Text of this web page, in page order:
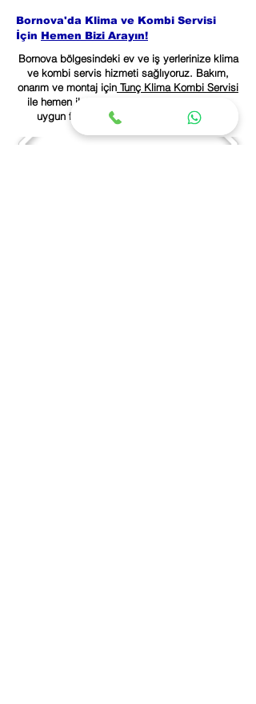
Bornova'da Klima ve Kombi Servisi
İçin Hemen Bizi Arayın!
Bornova bölgesindeki ev ve iş yerlerinize klima
ve kombi servis hizmeti sağlıyoruz. Bakım,
onarım ve montaj için Tunç Klima Kombi Servisi
ile hemen iletişime geçin. Hızlı, güvenilir ve
uygun fiyatlı hizmetimizden faydalanın!